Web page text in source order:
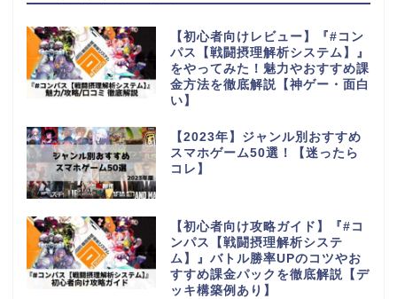
【初心者向けレビュー】『#コン
パス【戦闘摂理解析システム】』
をやってみた！魅力やおすすめ課
金方法を徹底解説【神ゲー・面白
い】
【2023年】ジャンル別おすすめ
スマホゲーム50選！【迷ったら
コレ】
【初心者向け攻略ガイド】『#コ
ンパス【戦闘摂理解析システ
ム】』バトル勝率UPのコツやお
すすめ課金パックを徹底解説【デ
ッキ構築例あり】